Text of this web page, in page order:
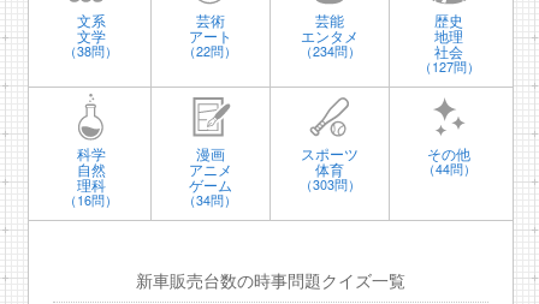
文系
文学
（38問）
芸術
アート
（22問）
芸能
エンタメ
（234問）
歴史
地理
社会
（127問）
科学
自然
理科
（16問）
漫画
アニメ
ゲーム
（34問）
スポーツ
体育
（303問）
その他
（44問）
新車販売台数の時事問題クイズ一覧